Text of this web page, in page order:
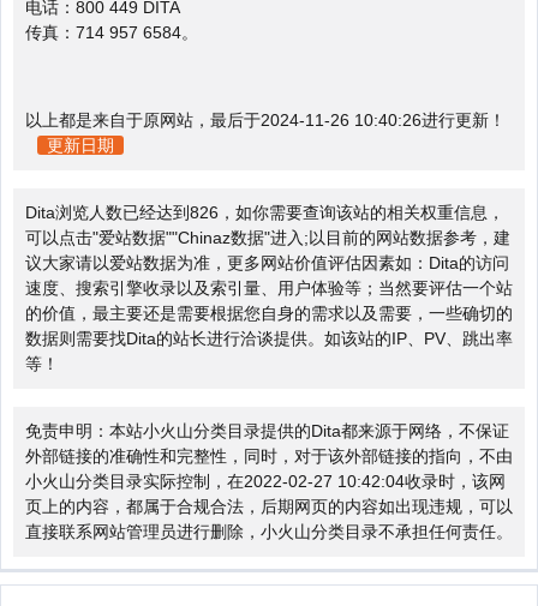
电话：800 449 DITA
传真：714 957 6584。
以上都是来自于原网站，最后于2024-11-26 10:40:26进行更新！
更新日期
Dita浏览人数已经达到826，如你需要查询该站的相关权重信息，
可以点击"爱站数据""Chinaz数据"进入;以目前的网站数据参考，建
议大家请以爱站数据为准，更多网站价值评估因素如：Dita的访问
速度、搜索引擎收录以及索引量、用户体验等；当然要评估一个站
的价值，最主要还是需要根据您自身的需求以及需要，一些确切的
数据则需要找Dita的站长进行洽谈提供。如该站的IP、PV、跳出率
等！
免责申明：本站小火山分类目录提供的Dita都来源于网络，不保证
外部链接的准确性和完整性，同时，对于该外部链接的指向，不由
小火山分类目录实际控制，在2022-02-27 10:42:04收录时，该网
页上的内容，都属于合规合法，后期网页的内容如出现违规，可以
直接联系网站管理员进行删除，小火山分类目录不承担任何责任。